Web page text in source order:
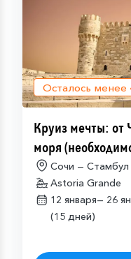
Осталось менее
Круиз мечты: от
моря
на посещение
Сочи —
Astoria Grande
12 января— 26
(15 дней)